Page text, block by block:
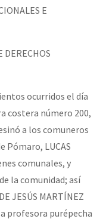
(Las poblaciones y
lutas pela
de Resistencia y
E
DERECHOS
ocurridos el día
costera número 200,
a los comuneros
Pómaro, LUCAS
comunales, y
la comunidad; así
JESÚS MARTÍNEZ
profesora purépecha